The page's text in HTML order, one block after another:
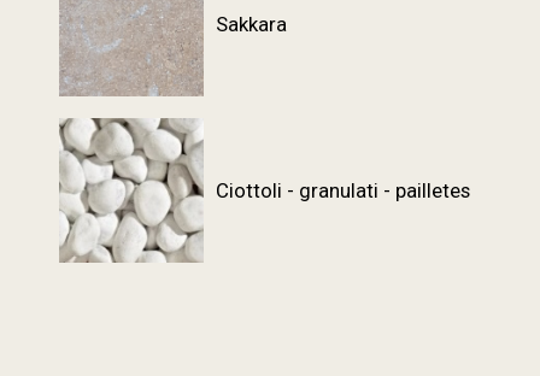
Sakkara
Ciottoli - granulati - pailletes